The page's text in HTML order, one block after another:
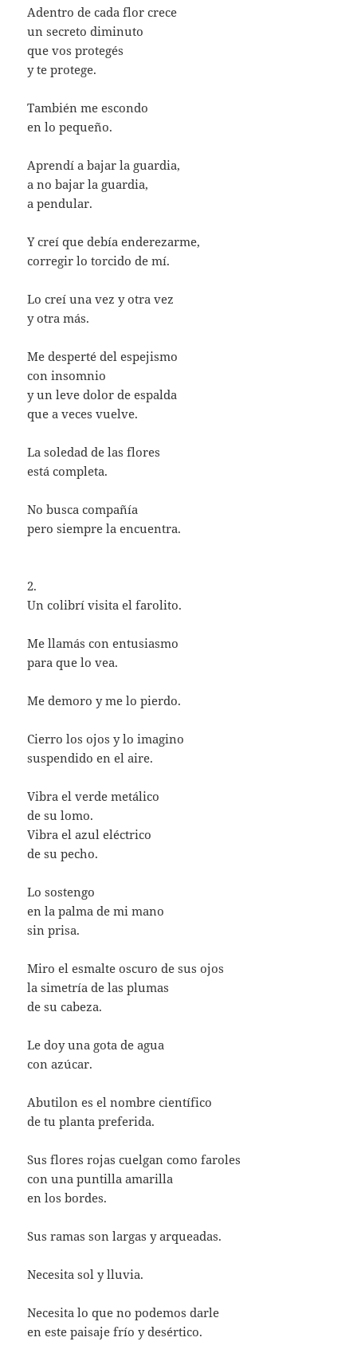
Adentro de cada flor crece
un secreto diminuto
que vos protegés
y te protege.
También me escondo
en lo pequeño.
Aprendí a bajar la guardia,
a no bajar la guardia,
a pendular.
Y creí que debía enderezarme,
corregir lo torcido de mí.
Lo creí una vez y otra vez
y otra más.
Me desperté del espejismo
con insomnio
y un leve dolor de espalda
que a veces vuelve.
La soledad de las flores
está completa.
No busca compañía
pero siempre la encuentra.
2.
Un colibrí visita el farolito.
Me llamás con entusiasmo
para que lo vea.
Me demoro y me lo pierdo.
Cierro los ojos y lo imagino
suspendido en el aire.
Vibra el verde metálico
de su lomo.
Vibra el azul eléctrico
de su pecho.
Lo sostengo
en la palma de mi mano
sin prisa.
Miro el esmalte oscuro de sus ojos
la simetría de las plumas
de su cabeza.
Le doy una gota de agua
con azúcar.
Abutilon es el nombre científico
de tu planta preferida.
Sus flores rojas cuelgan como faroles
con una puntilla amarilla
en los bordes.
Sus ramas son largas y arqueadas.
Necesita sol y lluvia.
Necesita lo que no podemos darle
en este paisaje frío y desértico.